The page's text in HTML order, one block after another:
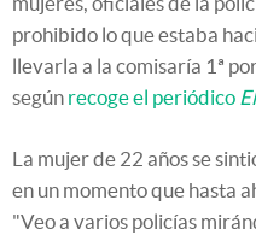
prohibido lo que estaba
llevarla a la comisaría 1ª
según recoge el periódico
La mujer de 22 años se
en un momento que hasta
"Veo a varios policías